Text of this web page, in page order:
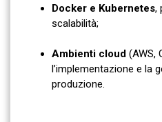
Docker e Kubernetes,
scalabilità;
Ambienti cloud (AWS,
l’implementazione e la
produzione.